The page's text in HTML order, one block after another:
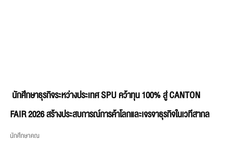
นักศึกษาธุรกิจระหว่างประเทศ SPU คว้าทุน 100% สู่ CANTON
FAIR 2026 สร้างประสบการณ์การค้าโลกและเจรจาธุรกิจในเวทีสากล
นักศึกษาคณ